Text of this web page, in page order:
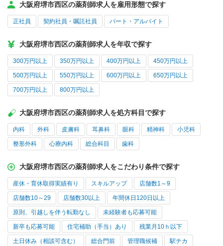
大阪府堺市西区の薬剤師求人を雇用形態で探す
正社員 契約社員・嘱託社員 パート・アルバイト
大阪府堺市西区の薬剤師求人を年収で探す
300万円以上 350万円以上 400万円以上 450万円以上
500万円以上 550万円以上 600万円以上 650万円以上
700万円以上 800万円以上
大阪府堺市西区の薬剤師求人を処方科目で探す
内科 外科 皮膚科 耳鼻科 眼科 精神科 小児科
整形外科 心療内科 総合科目 歯科
大阪府堺市西区の薬剤師求人をこだわり条件で探す
産休・育休取得実績有り スキルアップ 店舗数1～9
店舗数10～29 店舗数30以上 年間休日120日以上
原則、引越しを伴う転勤なし 未経験者も応募可能
新卒も応募可能 住宅補助（手当）あり 残業月10ｈ以下
土日休み（相談可含む） 総合門前 管理職候補 駅チカ